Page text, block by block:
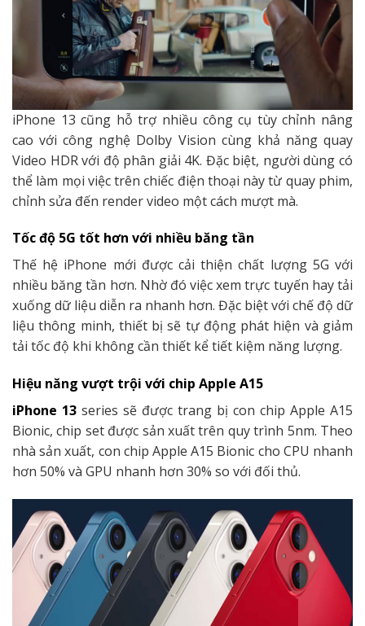
iPhone 13 cũng hỗ trợ nhiều công cụ tùy chỉnh nâng
cao với công nghệ Dolby Vision cùng khả năng quay
Video HDR với độ phân giải 4K. Đặc biệt, người dùng có
thể làm mọi việc trên chiếc điện thoại này từ quay phim,
chỉnh sửa đến render video một cách mượt mà.
Tốc độ 5G tốt hơn với nhiều băng tần
Thế hệ iPhone mới được cải thiện chất lượng 5G với
nhiều băng tần hơn. Nhờ đó việc xem trực tuyến hay tải
xuống dữ liệu diễn ra nhanh hơn. Đặc biệt với chế độ dữ
liệu thông minh, thiết bị sẽ tự động phát hiện và giảm
tải tốc độ khi không cần thiết kể tiết kiệm năng lượng.
Hiệu năng vượt trội với chip Apple A15
iPhone 13 series sẽ được trang bị con chip Apple A15
Bionic, chip set được sản xuất trên quy trình 5nm. Theo
nhà sản xuất, con chip Apple A15 Bionic cho CPU nhanh
hơn 50% và GPU nhanh hơn 30% so với đối thủ.